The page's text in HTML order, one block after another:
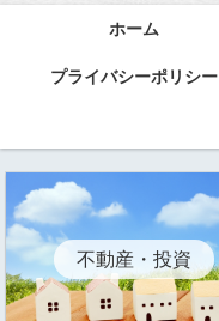
ホーム
プライバシーポリシー
不動産・投資